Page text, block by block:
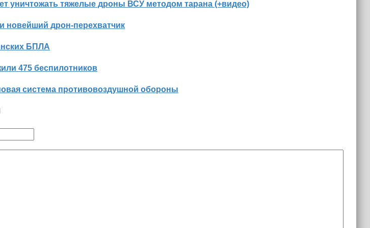
уничтожать тяжелые дроны ВСУ методом тарана (+видео)
новейший дрон-перехватчик
БПЛА
475 беспилотников
система противовоздушной обороны